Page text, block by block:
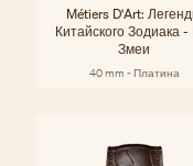
Métiers D'Art:
Китайского Зодиака -
Змеи
40 mm - Платина